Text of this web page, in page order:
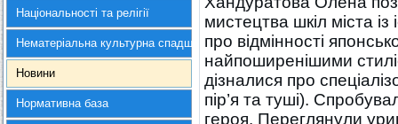
Національності та релігії
Нематеріальна культурна спадщина
Новини
Нормативна база
мистецтва шкіл міста із
про відмінності
найпоширенішими
дізналися про
пір’я та туші).
героя. Переглянули